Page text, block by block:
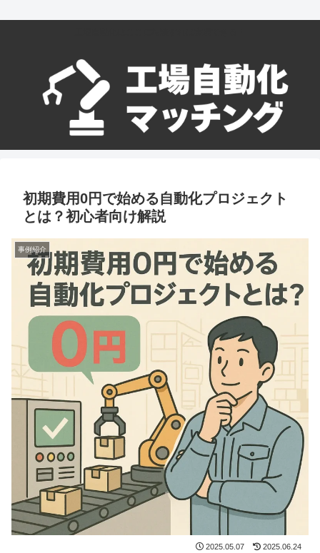
初期費用0円で始める自動化プロジェクト
とは？初心者向け解説
事例紹介
2025.05.07 2025.06.24